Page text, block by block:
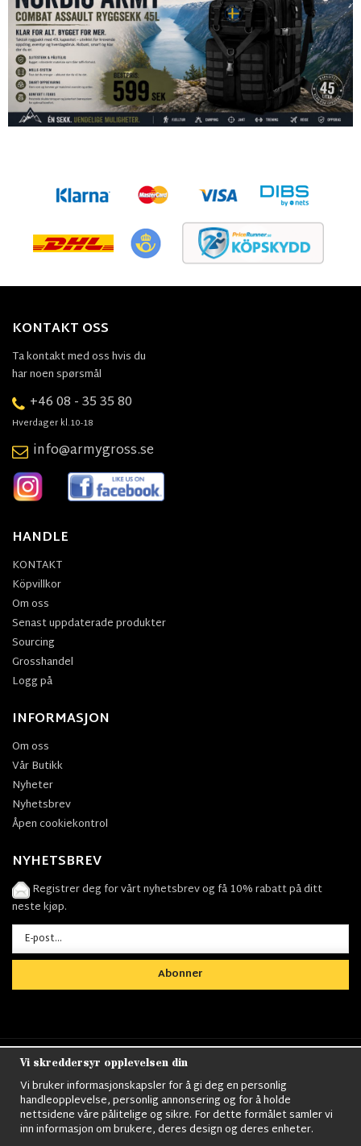
KONTAKT OSS
Ta kontakt med oss hvis du
har noen spørsmål
+46 08 - 35 35 80
Hverdager kl.10-18
info@armygross.se
HANDLE
KONTAKT
Köpvillkor
Om oss
Senast uppdaterade produkter
Sourcing
Grosshandel
Logg på
INFORMASJON
Om oss
Vår Butikk
Nyheter
Nyhetsbrev
Åpen cookiekontrol
NYHETSBREV
Registrer deg for vårt nyhetsbrev og få 10% rabatt på ditt
neste kjøp.
Abonner
Nordens största utbud av
kläder,Militärtöverskott, Militärutrustning, Ordningsvakt
utrustning,väktarkläder,Militärbyxor,Militärjackor,M65
Jackor,Bomberjackor,Militärkängor,Militära Ryggsäckar,Vintage Army
kläder,Sjömanskläder,Paracord,Gasmask,Ghillie
Vi skreddersyr opplevelsen din
Vi bruker informasjonskapsler for å gi deg en personlig
handleopplevelse, personlig annonsering og for å holde
nettsidene våre pålitelige og sikre. For dette formålet samler vi
inn informasjon om brukere, deres design og deres enheter.